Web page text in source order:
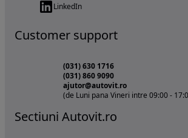
LinkedIn
Customer support
(031) 630 1716
(031) 860 9090
ajutor@autovit.ro
(de Luni pana Vineri intre 09:00 -
Sectiuni Autovit.ro